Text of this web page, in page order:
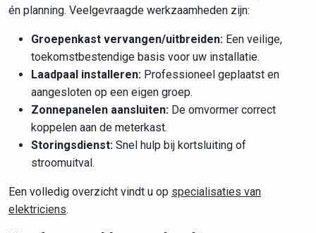
én planning. Veelgevraagde werkzaamheden zijn:
Groepenkast vervangen/uitbreiden: Een veilige,
toekomstbestendige basis voor uw installatie.
Laadpaal installeren: Professioneel geplaatst en
aangesloten op een eigen groep.
Zonnepanelen aansluiten: De omvormer correct
koppelen aan de meterkast.
Storingsdienst: Snel hulp bij kortsluiting of
stroomuitval.
Een volledig overzicht vindt u op specialisaties van
elektriciens.